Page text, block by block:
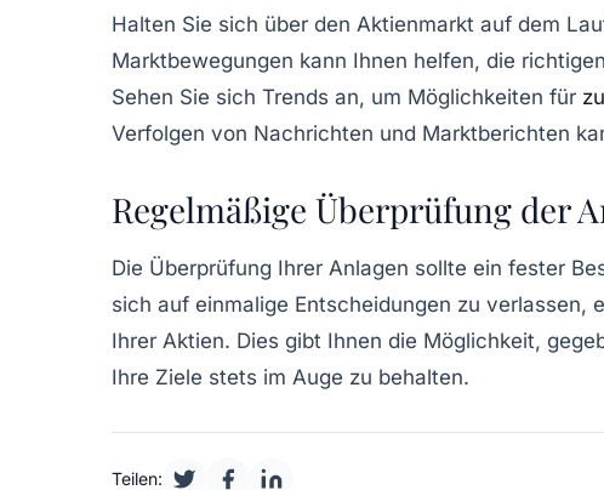
Halten Sie sich über den Aktienmarkt auf dem
Marktbewegungen kann Ihnen helfen, die
Sehen Sie sich Trends an, um Möglichkeiten für
Verfolgen von Nachrichten und Marktberichten
Regelmäßige Überprüfung der
Die Überprüfung Ihrer Anlagen sollte ein fester
sich auf einmalige Entscheidungen zu verlassen,
Ihrer Aktien. Dies gibt Ihnen die Möglichkeit,
Ihre Ziele stets im Auge zu behalten.
Teilen: